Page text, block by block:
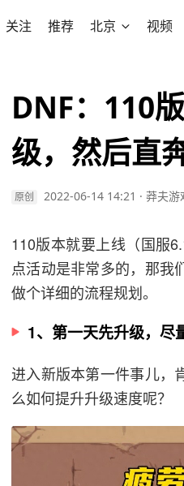
关注 推荐 北京 视频
DNF：110
级，然后直
原创 2022-06-14 14:21 · 莽夫游
110版本就要上线（国服
点活动是非常多的，那我
做个详细的流程规划。
1、第一天先升级，尽
进入新版本第一件事儿，
么如何提升升级速度呢？